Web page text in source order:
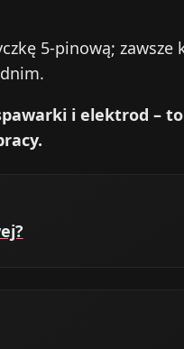
5-pinową; zawsze
i elektrod –